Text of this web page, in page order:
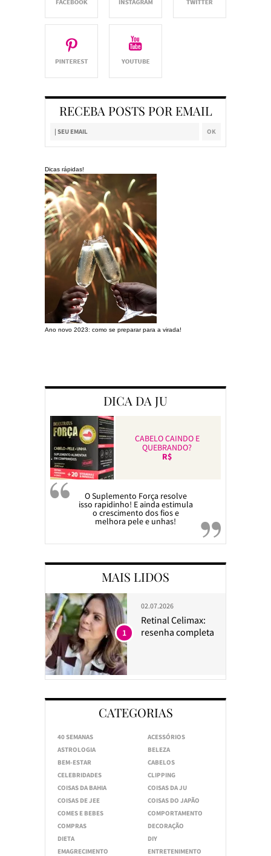
RECEBA POSTS POR EMAIL
Dicas rápidas!
Ano novo 2023: como se preparar para a virada!
DICA DA JU
CABELO CAINDO E
QUEBRANDO?
R$
O Suplemento Força resolve
isso rapidinho! E ainda estimula
o crescimento dos fios e
melhora pele e unhas!
MAIS LIDOS
02.07.2026
Retinal Celimax:
resenha completa
1
CATEGORIAS
40 SEMANAS
ACESSÓRIOS
ASTROLOGIA
BELEZA
BEM-ESTAR
CABELOS
CELEBRIDADES
CLIPPING
COISAS DA BAHIA
COISAS DA JU
COISAS DE JEE
COISAS DO JAPÃO
COMES E BEBES
COMPORTAMENTO
COMPRAS
DECORAÇÃO
DIETA
DIY
EMAGRECIMENTO
ENTRETENIMENTO